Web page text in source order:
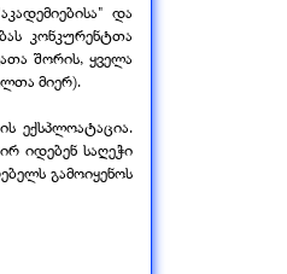
და
კონკურენტთა
შორის, ყველა
მიერ).
ექსპლოატაცია.
იდებენ საღეჭი
გამოიყენოს